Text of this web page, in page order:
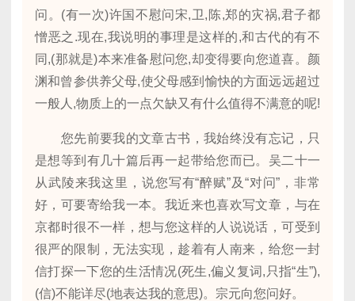
问。(有一次)许国不慰问宋,卫,陈,郑的灾祸,君子都
憎恶之.现在,我说明的事理是这样的,和古代的有不
同,(那就是)本来准备慰问您,却变得要向您道喜。颜
渊和曾参供养父母,使父母感到愉快的方面远远超过
一般人,物质上的一点欠缺又有什么值得不满意的呢!
您先前要我的文章古书，我始终没有忘记，只
是想等到有几十篇后再一起带给您而已。吴二十一
从武陵来我这里，说您写有“醉赋”及“对问”，非常
好，可要寄给我一本。我近来也喜欢写文章，与在
京都时很不一样，想与您这样的人说说话，可受到
很严的限制，无法实现，趁着有人南来，给您一封
信打探一下您的生活情况(死生,偏义复词,只指“生”),
(信)不能详尽(地表达我的意思)。宗元向您问好。